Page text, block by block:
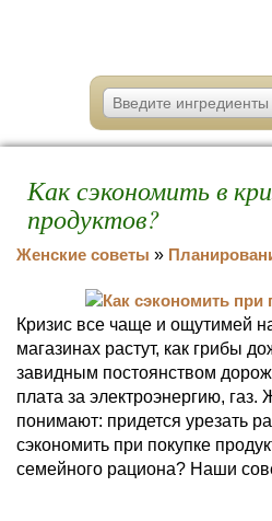
Как сэкономить в
продуктов?
Женские советы »
Кризис все чаще и ощутимей
магазинах растут, как грибы
завидным постоянством
плата за электроэнергию,
понимают: придется урезать
сэкономить при покупке
семейного рациона? Наши